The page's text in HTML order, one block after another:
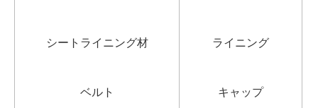
シートライニング材
ベルト
ライニング
キャップ